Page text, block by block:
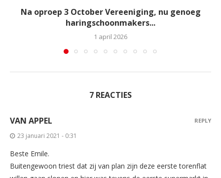
Na oproep 3 October Vereeniging, nu genoeg
haringschoonmakers...
1 april 2026
7 REACTIES
VAN APPEL
23 januari 2021 - 0:31
Beste Emile.
Buitengewoon triest dat zij van plan zijn deze eerste torenflat
REPLY